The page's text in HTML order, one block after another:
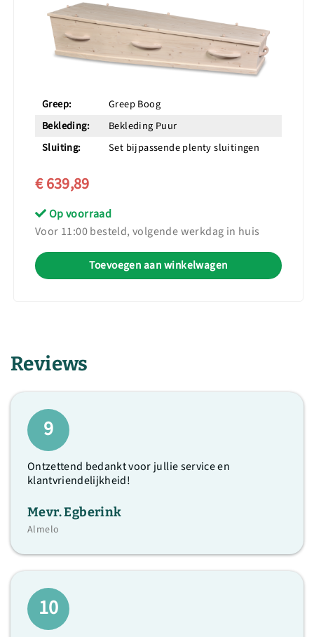
Greep:
Greep Boog
Bekleding:
Bekleding Puur
Sluiting:
Set bijpassende plenty sluitingen
€ 639,89
Op voorraad
Voor 11:00 besteld, volgende werkdag in huis
Toevoegen aan winkelwagen
Reviews
9
Ontzettend bedankt voor jullie service en
klantvriendelijkheid!
Mevr. Egberink
Almelo
10